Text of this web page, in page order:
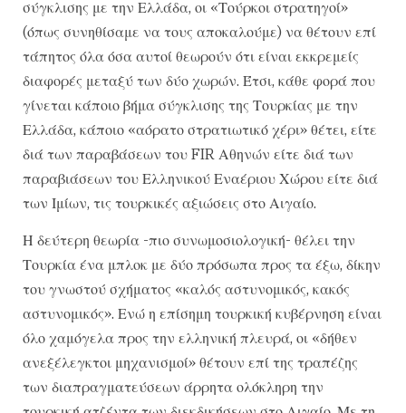
σύγκλισης με την Ελλάδα, οι «Τούρκοι στρατηγοί»
(όπως συνηθίσαμε να τους αποκαλούμε) να θέτουν επί
τάπητος όλα όσα αυτοί θεωρούν ότι είναι εκκρεμείς
διαφορές μεταξύ των δύο χωρών. Έτσι, κάθε φορά που
γίνεται κάποιο βήμα σύγκλισης της Τουρκίας με την
Ελλάδα, κάποιο «αόρατο στρατιωτικό χέρι» θέτει, είτε
διά των παραβάσεων του FIR Αθηνών είτε διά των
παραβιάσεων του Ελληνικού Εναέριου Χώρου είτε διά
των Ιμίων, τις τουρκικές αξιώσεις στο Αιγαίο.
Η δεύτερη θεωρία -πιο συνωμοσιολογική- θέλει την
Τουρκία ένα μπλοκ με δύο πρόσωπα προς τα έξω, δίκην
του γνωστού σχήματος «καλός αστυνομικός, κακός
αστυνομικός». Ενώ η επίσημη τουρκική κυβέρνηση είναι
όλο χαμόγελα προς την ελληνική πλευρά, οι «δήθεν
ανεξέλεγκτοι μηχανισμοί» θέτουν επί της τραπέζης
των διαπραγματεύσεων άρρητα ολόκληρη την